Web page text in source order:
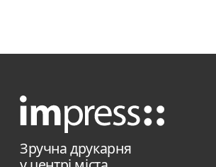
фотокнижки варто передати в
справжніх професіоналів
друкарні Impress.
Зручна друкарня